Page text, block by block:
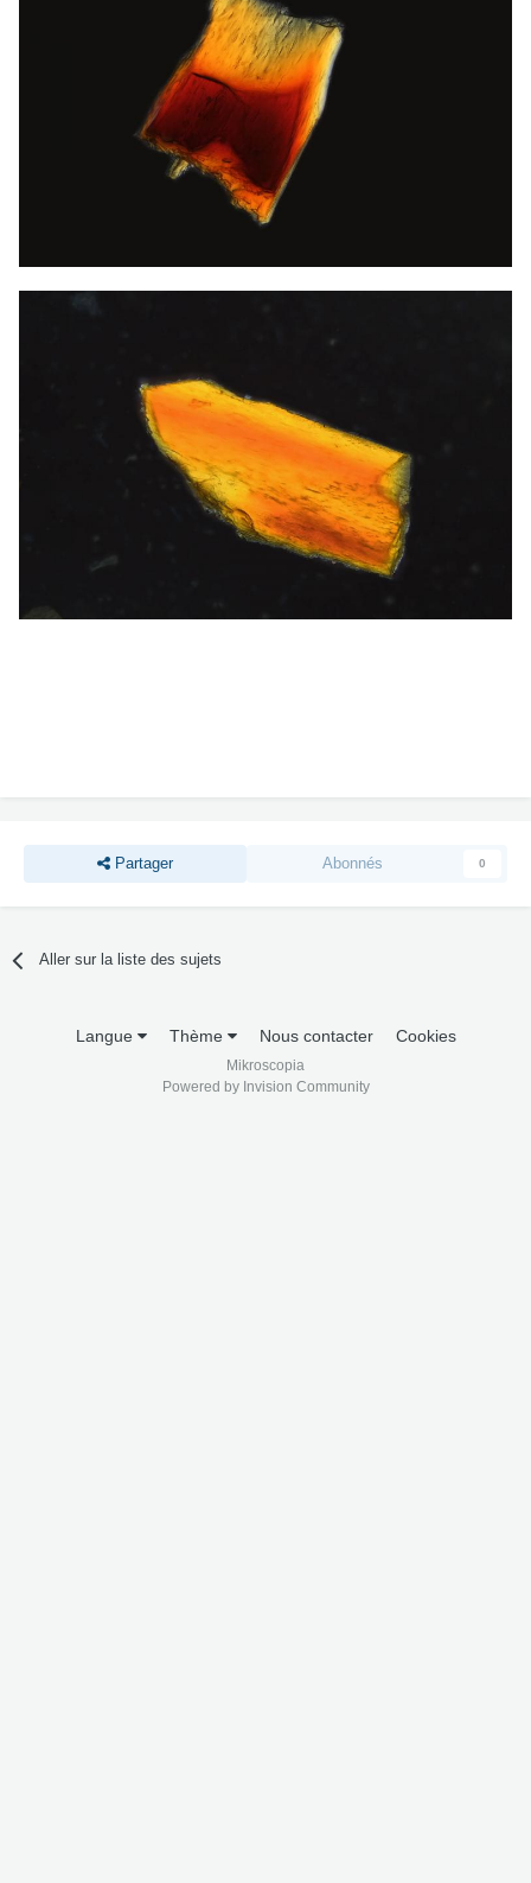
Partager Abonnés 0
Aller sur la liste des sujets
Langue Thème Nous contacter Cookies
Mikroscopia
Powered by Invision Community